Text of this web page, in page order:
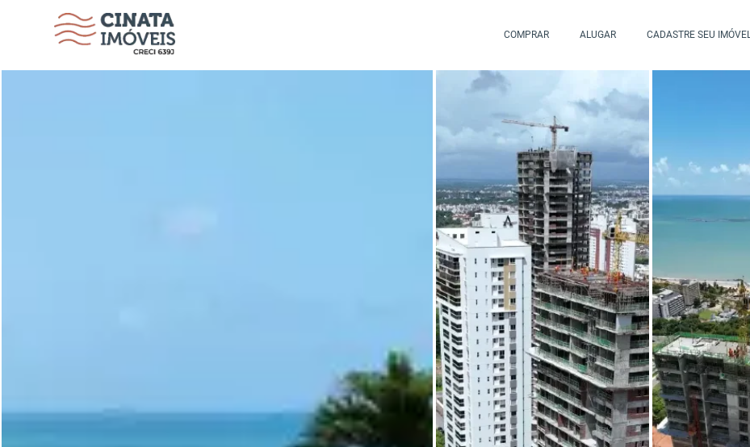
COMPRAR ALUGAR CADASTRE SEU IMÓVEL